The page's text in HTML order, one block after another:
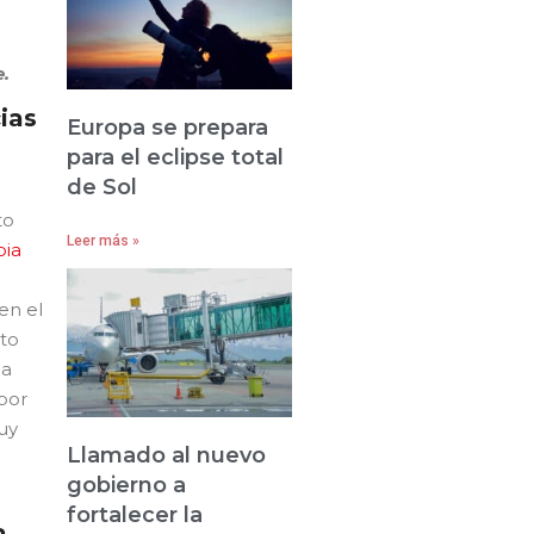
el
Europa se prepara
para el eclipse total
de Sol
Leer más »
Llamado al nuevo
gobierno a
fortalecer la